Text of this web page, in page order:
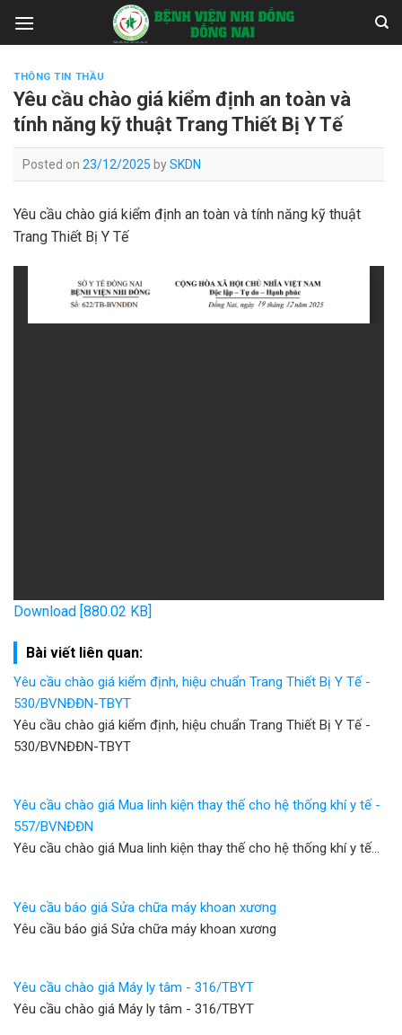
THÔNG TIN THẦU
Yêu cầu chào giá kiểm định an toàn và
tính năng kỹ thuật Trang Thiết Bị Y Tế
Posted on 23/12/2025 bySKDN
Yêu cầu chào giá kiểm định an toàn và tính năng kỹ thuật
Trang Thiết Bị Y Tế
Download [880.02 KB]
Bài viết liên quan:
Yêu cầu chào giá kiểm định, hiệu chuẩn Trang Thiết Bị Y Tế -
530/BVNĐĐN-TBYT
Yêu cầu chào giá kiểm định, hiệu chuẩn Trang Thiết Bị Y Tế -
530/BVNĐĐN-TBYT
Yêu cầu chào giá Mua linh kiện thay thế cho hệ thống khí y tế -
557/BVNĐĐN
Yêu cầu chào giá Mua linh kiện thay thế cho hệ thống khí y tế…
Yêu cầu báo giá Sửa chữa máy khoan xương
Yêu cầu báo giá Sửa chữa máy khoan xương
Yêu cầu chào giá Máy ly tâm - 316/TBYT
Yêu cầu chào giá Máy ly tâm - 316/TBYT